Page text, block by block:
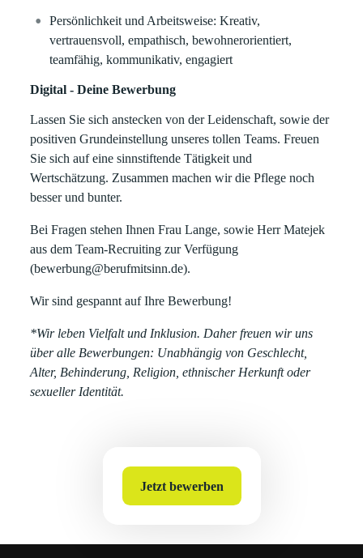
Persönlichkeit und Arbeitsweise: Kreativ,
vertrauensvoll, empathisch, bewohnerorientiert,
teamfähig, kommunikativ, engagiert
Digital - Deine Bewerbung
Lassen Sie sich anstecken von der Leidenschaft, sowie der
positiven Grundeinstellung unseres tollen Teams. Freuen
Sie sich auf eine sinnstiftende Tätigkeit und
Wertschätzung. Zusammen machen wir die Pflege noch
besser und bunter.
Bei Fragen stehen Ihnen Frau Lange, sowie Herr Matejek
aus dem Team-Recruiting zur Verfügung
(bewerbung@berufmitsinn.de).
Wir sind gespannt auf Ihre Bewerbung!
*Wir leben Vielfalt und Inklusion. Daher freuen wir uns
über alle Bewerbungen: Unabhängig von Geschlecht,
Alter, Behinderung, Religion, ethnischer Herkunft oder
sexueller Identität.
Jetzt bewerben